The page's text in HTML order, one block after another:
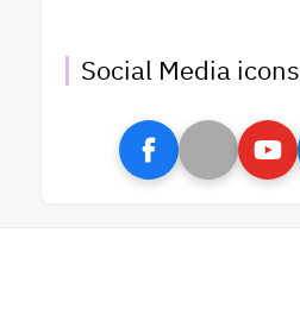
Social Media icons